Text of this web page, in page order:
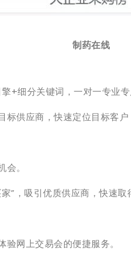
制药在线
分关键词，一对一专业专
标供应商，快速定位目标客户
。
”，吸引优质供应商，快速取
网上交易会的便捷服务。